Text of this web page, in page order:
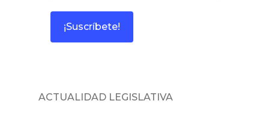
ACTUALIDAD LEGISLATIVA